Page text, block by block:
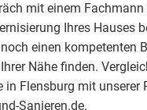
mit einem Fachmann
Ihres Hauses
einen kompetenten
Nähe finden.
in Flensburg mit unserer
Sanieren.de.